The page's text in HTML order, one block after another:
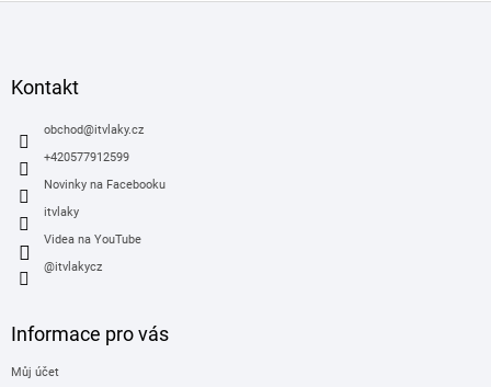
Kontakt
obchod@itvlaky.cz
+420577912599
Novinky na Facebooku
itvlaky
Videa na YouTube
@itvlakycz
Informace pro vás
Můj účet